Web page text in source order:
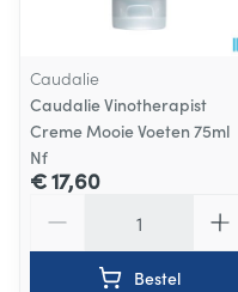
Caudalie
Caudalie Vinotherapist
Creme Mooie Voeten 75ml
Nf
€ 17,60
Bestel